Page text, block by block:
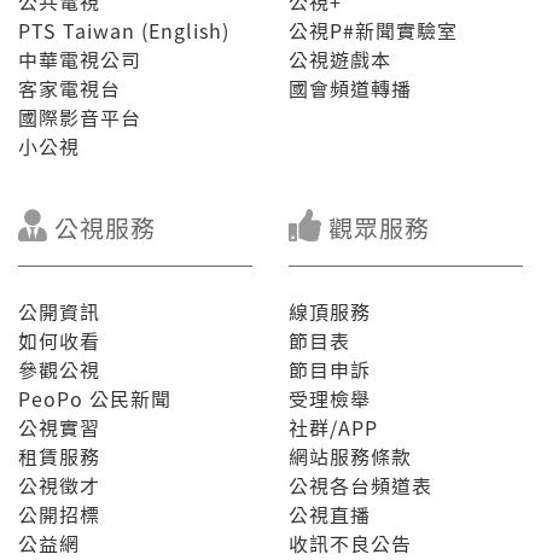
PTS Taiwan (English)
中華電視公司
客家電視台
國際影音平台
小公視
公視P#新聞實驗室
公視遊戲本
國會頻道轉播
公視服務
公開資訊
如何收看
參觀公視
PeoPo 公民新聞
公視實習
租賃服務
公視徵才
公開招標
公益網
觀眾服務
線頂服務
節目表
節目申訴
受理檢舉
社群/APP
網站服務條款
公視各台頻道表
公視直播
收訊不良公告